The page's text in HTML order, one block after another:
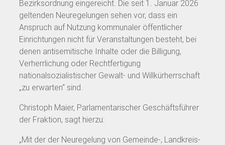
Bezirksordnung eingereicht. Die seit 1. Januar 2026
geltenden Neuregelungen sehen vor, dass ein
Anspruch auf Nutzung kommunaler öffentlicher
Einrichtungen nicht für Veranstaltungen besteht, bei
denen antisemitische Inhalte oder die Billigung,
Verherrlichung oder Rechtfertigung
nationalsozialistischer Gewalt- und Willkürherrschaft
„zu erwarten“ sind.
Christoph Maier, Parlamentarischer Geschäftsführer
der Fraktion, sagt hierzu:
„Mit der der Neuregelung von Gemeinde-, Landkreis-